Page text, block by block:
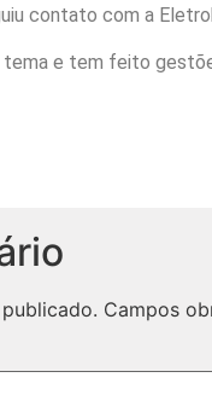
contato com a
e tem feito
Campos